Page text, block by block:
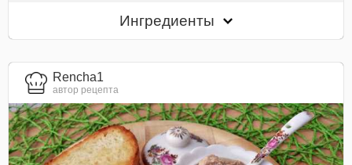
Ингредиенты
Rencha1
автор рецепта